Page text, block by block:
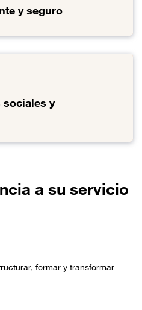
y seguro
sociales y
a su servicio
formar y transformar